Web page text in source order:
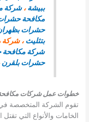
ببيشة،شركة
مكافحة
حشرات
بتثليث، شركة
شركة مكافحة
حشرات بلقرن
خطوات عمل شركات مكافحة
تقوم الشركة المتخصصة
الخامات والأنواع التي